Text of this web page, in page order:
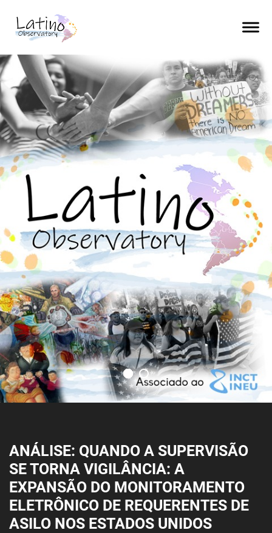
ANÁLISE: QUANDO A SUPERVISÃO
SE TORNA VIGILÂNCIA: A
EXPANSÃO DO MONITORAMENTO
ELETRÔNICO DE REQUERENTES DE
ASILO NOS ESTADOS UNIDOS